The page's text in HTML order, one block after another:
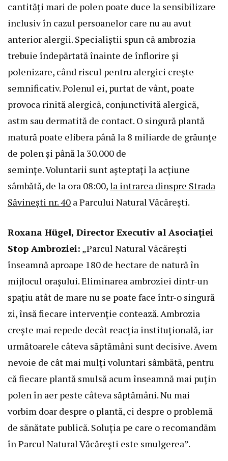
cantități mari de polen poate duce la sensibilizare
inclusiv în cazul persoanelor care nu au avut
anterior alergii. Specialiștii spun că ambrozia
trebuie îndepărtată înainte de înflorire și
polenizare, când riscul pentru alergici crește
semnificativ. Polenul ei, purtat de vânt, poate
provoca rinită alergică, conjunctivită alergică,
astm sau dermatită de contact. O singură plantă
matură poate elibera până la 8 miliarde de grăunțe
de polen și până la 30.000 de
semințe. Voluntarii sunt așteptați la acțiune
sâmbătă, de la ora 08:00,la intrarea dinspre Strada
Săvinești nr. 40 a Parcului Natural Văcărești.
Roxana Hügel, DirectorExecutiv al Asociației
Stop Ambroziei: „Parcul Natural Văcărești
înseamnă aproape 180 de hectare de natură în
mijlocul orașului. Eliminarea ambroziei dintr-un
spațiu atât de mare nu se poate face într-o singură
zi, însă fiecare intervenție contează. Ambrozia
crește mai repede decât reacția instituțională, iar
următoarele câteva săptămâni sunt decisive. Avem
nevoie de cât mai mulți voluntari sâmbătă, pentru
că fiecare plantă smulsă acum înseamnă mai puțin
polen în aer peste câteva săptămâni. Nu mai
vorbim doar despre o plantă, ci despre o problemă
de sănătate publică. Soluția pe care o recomandăm
în Parcul Natural Văcărești este smulgerea”.